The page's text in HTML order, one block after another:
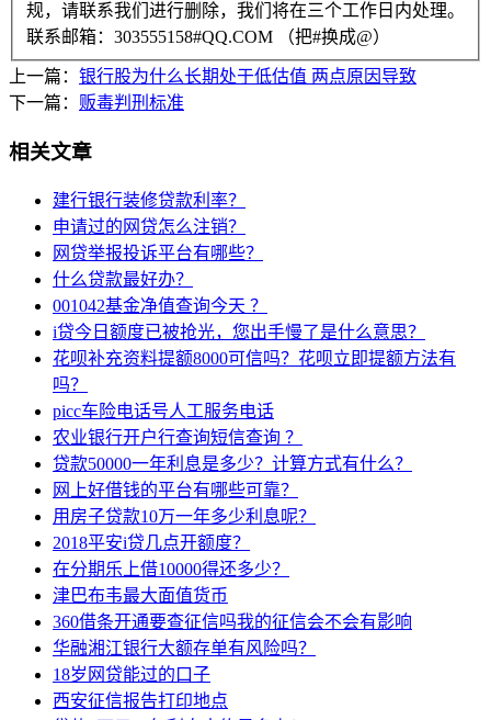
规，请联系我们进行删除，我们将在三个工作日内处理。
联系邮箱：303555158#QQ.COM （把#换成@）
上一篇： 银行股为什么长期处于低估值 两点原因导致
下一篇： 贩毒判刑标准
相关文章
建行银行装修贷款利率？
申请过的网贷怎么注销？
网贷举报投诉平台有哪些？
什么贷款最好办？
001042基金净值查询今天 ？
i贷今日额度已被抢光，您出手慢了是什么意思？
花呗补充资料提额8000可信吗？花呗立即提额方法有
吗？
picc车险电话号人工服务电话
农业银行开户行查询短信查询 ？
贷款50000一年利息是多少？计算方式有什么？
网上好借钱的平台有哪些可靠？
用房子贷款10万一年多少利息呢？
2018平安i贷几点开额度？
在分期乐上借10000得还多少？
津巴布韦最大面值货币
360借条开通要查征信吗我的征信会不会有影响
华融湘江银行大额存单有风险吗？
18岁网贷能过的口子
西安征信报告打印地点